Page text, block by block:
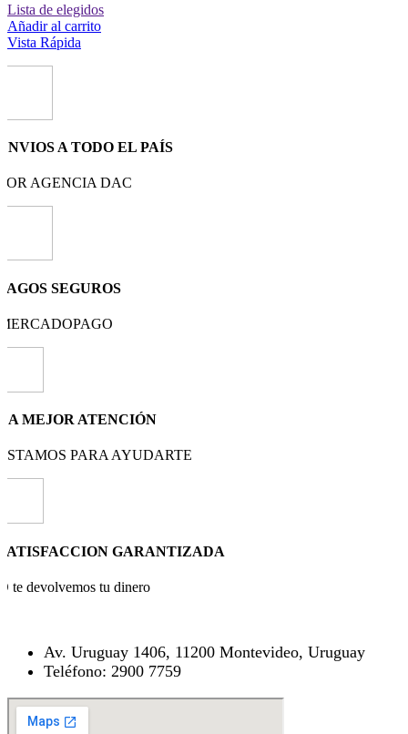
Lista de elegidos
Añadir al carrito
Vista Rápida
A TODO EL PAÍS
AGENCIA DAC
SEGUROS
MEJOR ATENCIÓN
PARA AYUDARTE
GARANTIZADA
te devolvemos tu dinero
Av. Uruguay 1406, 11200 Montevideo, Uruguay
Teléfono: 2900 7759